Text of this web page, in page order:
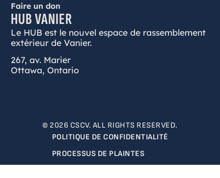
Faire un don
HUB VANIER
Le HUB est le nouvel espace de rassemblement
extérieur de Vanier.
267, av. Marier
Ottawa, Ontario
© 2026 CSCV. ALL RIGHTS RESERVED.
POLITIQUE DE CONFIDENTIALITÉ
PROCESSUS DE PLAINTES